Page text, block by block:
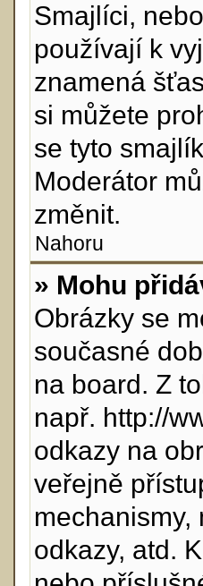
Smajlíci,
používají k
znamená
si můžete
se tyto
Moderátor
změnit.
Nahoru
» Mohu
Obrázky se
současné
na board. Z
např. http://
odkazy na
veřejně
odkazy, atd.